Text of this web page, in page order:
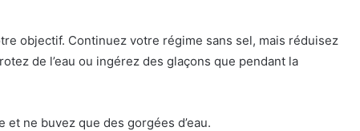
objectif. Continuez votre régime sans sel, mais réduisez
de l’eau ou ingérez des glaçons que pendant la
ne buvez que des gorgées d’eau.